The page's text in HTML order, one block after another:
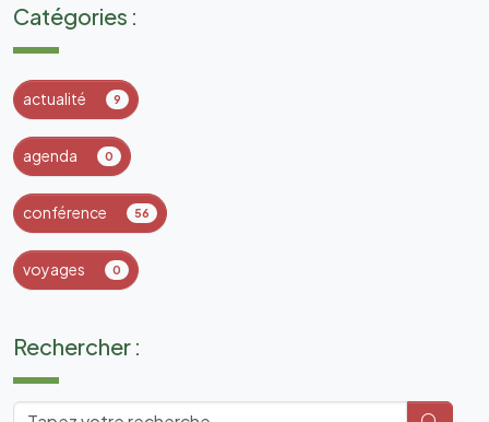
Rechercher :
Catégories :
actualité 9
agenda 0
conférence 56
voyages 0